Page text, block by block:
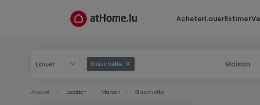
AcheterLouerEstimer
Louer Blaschette Maison
Accueil Location Maison Blaschette